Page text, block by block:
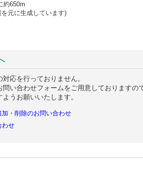
約650m
元に生成しています)
応を行っておりません。
問い合わせフォームをご用意しておりますの
うお願いいたします。
・削除のお問い合わせ
わせ